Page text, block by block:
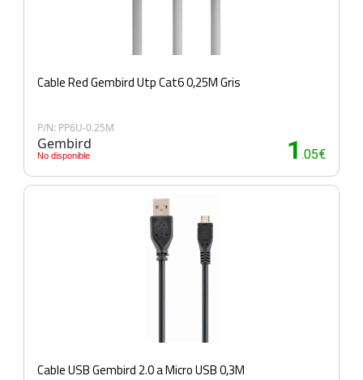
Cable Red Gembird Utp Cat6 0,25M Gris
P/N: PP6U-0.25M
Gembird
No disponible 1 .05€
Cable USB Gembird 2.0 a Micro USB 0,3M